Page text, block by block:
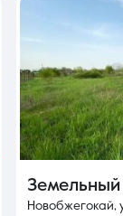
Земельный
Новобжегокай,